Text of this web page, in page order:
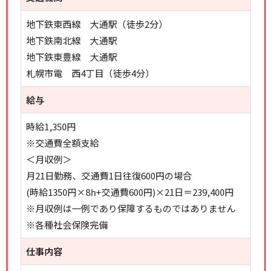
地下鉄東西線 大通駅（徒歩2分）
地下鉄南北線 大通駅
地下鉄東豊線 大通駅
札幌市電 西4丁目（徒歩4分）
給与
時給1,350円
※交通費全額支給
＜月収例＞
月21日勤務、交通費1日往復600円の場合
(時給1350円×8h+交通費600円)×21日＝239,400円
※月収例は一例であり保障するものではありません
※各種社会保険完備
仕事内容